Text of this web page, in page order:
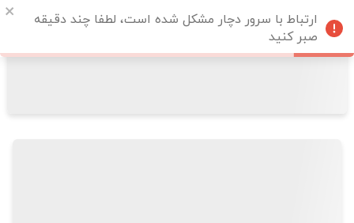
ارتباط با سرور دچار مشکل شده است، لطفا چند دقیقه
صبر کنید